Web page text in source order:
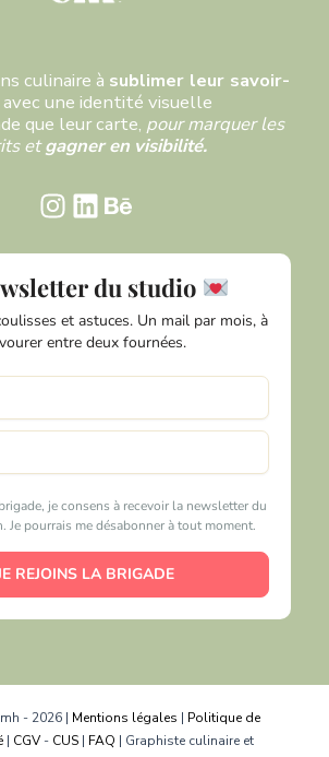
culinaire à sublimer leur savoir-
avec une identité visuelle
que leur carte, pour marquer les
etgagner en visibilité.
du studio
et astuces. Un mail par mois, à
entre deux fournées.
je consens à recevoir la newsletter du
Je pourrais me désabonner à tout moment.
REJOINS LA BRIGADE
- 2026 | Mentions légales | Politique de
| CGV- CUS | FAQ | Graphiste culinaire et